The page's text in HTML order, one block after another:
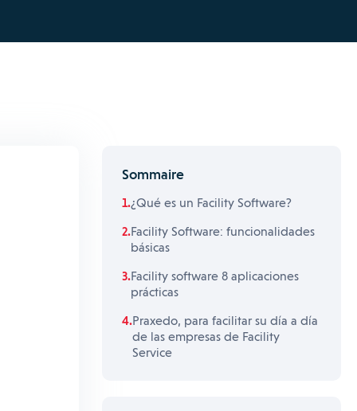
Sommaire
¿Qué es un Facility Software?
Facility Software: funcionalidades
básicas
Facility software 8 aplicaciones
prácticas
Praxedo, para facilitar su día a día
de las empresas de Facility
Service